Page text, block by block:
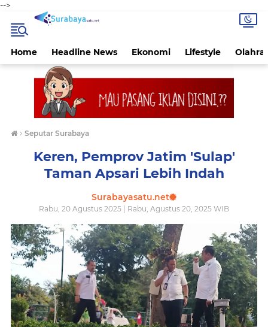
-->
Home Headline News Ekonomi Lifestyle
› Seputar Surabaya
Keren, Pemprov Jatim 'Sulap'
Taman Apsari Lebih Indah
Surabayasatu.net
Rabu, 20 Agustus 2025 | Rabu, Agustus 20, 2025 WIB